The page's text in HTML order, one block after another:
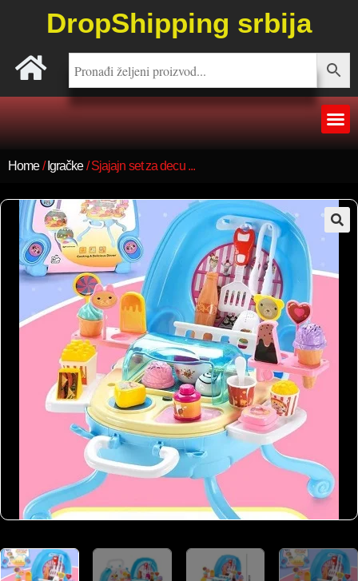
DropShipping srbija
Home/ Igračke/ Sjajajn set za decu ...